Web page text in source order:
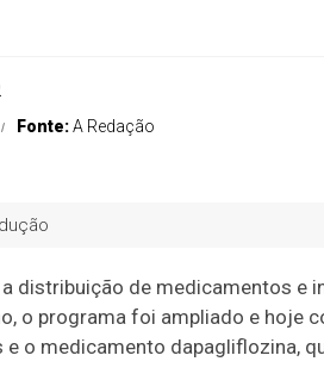
Fonte:A Redação
distribuição de medicamentos e
o programa foi ampliado e hoje
o medicamento dapagliflozina,